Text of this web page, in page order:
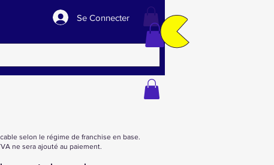
Se Connecter
selon le régime de franchise en base.
ne sera ajouté au paiement.